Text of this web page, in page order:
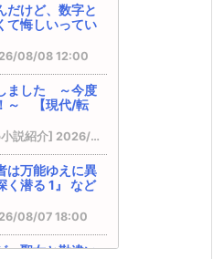
スルーして適当
化決定！
が追放されて辺
た! 1』 などの表
２
システィナはく
は隠れた才能で
表紙
聖女扱いされま
！ ―』 『臆病魔
ンという楽園
いですかね？ そ
だけど、数字と
て悔しいってい
08/08 12:00
ました ～今度
～ 【現代/転
[まろでぃの徒然なる雑記＠Web小説紹介] 2026/08/08 09:33
は万能ゆえに異
く潜る 1』 など
08/07 18:00
、聖女と勘違い